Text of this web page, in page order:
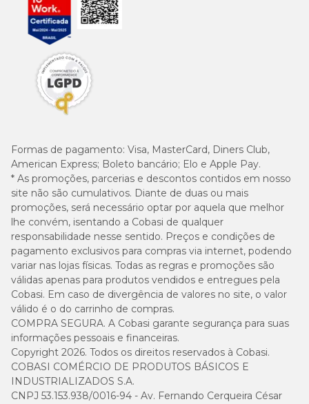
Formas de pagamento: Visa, MasterCard, Diners Club,
American Express; Boleto bancário; Elo e Apple Pay.
* As promoções, parcerias e descontos contidos em nosso
site não são cumulativos. Diante de duas ou mais
promoções, será necessário optar por aquela que melhor
lhe convém, isentando a Cobasi de qualquer
responsabilidade nesse sentido. Preços e condições de
pagamento exclusivos para compras via internet, podendo
variar nas lojas físicas. Todas as regras e promoções são
válidas apenas para produtos vendidos e entregues pela
Cobasi. Em caso de divergência de valores no site, o valor
válido é o do carrinho de compras.
COMPRA SEGURA. A Cobasi garante segurança para suas
informações pessoais e financeiras.
Copyright 2026. Todos os direitos reservados à Cobasi.
COBASI COMÉRCIO DE PRODUTOS BÁSICOS E
INDUSTRIALIZADOS S.A.
CNPJ 53.153.938/0016-94 - Av. Fernando Cerqueira César